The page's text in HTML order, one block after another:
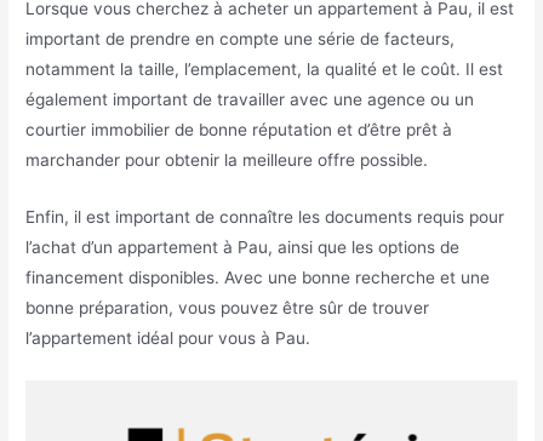
Lorsque vous cherchez à acheter un appartement à Pau, il est
important de prendre en compte une série de facteurs,
notamment la taille, l’emplacement, la qualité et le coût. Il est
également important de travailler avec une agence ou un
courtier immobilier de bonne réputation et d’être prêt à
marchander pour obtenir la meilleure offre possible.
Enfin, il est important de connaître les documents requis pour
l’achat d’un appartement à Pau, ainsi que les options de
financement disponibles. Avec une bonne recherche et une
bonne préparation, vous pouvez être sûr de trouver
l’appartement idéal pour vous à Pau.